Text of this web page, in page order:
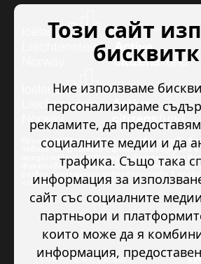
Проектът “Младежкото доброволчество в
човека” се изпълнява с финансова подкрепа
предоставена от Исландия, Лихтенщайн и
Финансовия механизъм на ЕИП. Основната цел
развие младежкото доброволчество в
човека.
Този сайт
Ние използваме
персонализираме
рекламите, да
социалните медии и да
трафика. Също така
информация за
сайт със социалните
партньори и
които може да я
информация,